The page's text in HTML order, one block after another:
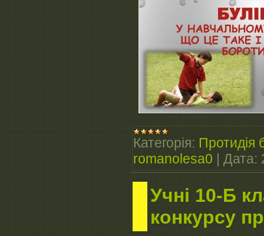
Категорія: Протидія
romanolesa0 | Дата:
Учні 10-Б
конкурсу